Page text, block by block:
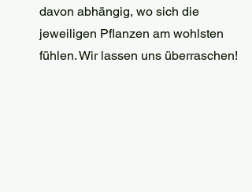
davon abhängig, wo sich die
jeweiligen Pflanzen am wohlsten
fühlen. Wir lassen uns überraschen!